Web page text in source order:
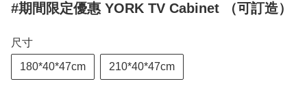
#期間限定優惠 YORK TV Cabinet （可訂造）
尺寸
180*40*47cm 210*40*47cm